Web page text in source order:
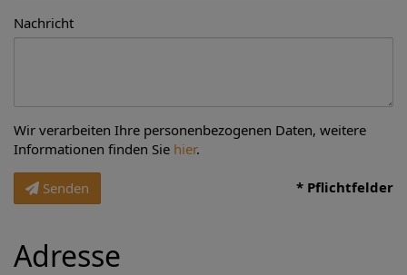
Nachricht
Wir verarbeiten Ihre personenbezogenen Daten, weitere
Informationen finden Sie hier.
Senden * Pflichtfelder
Adresse